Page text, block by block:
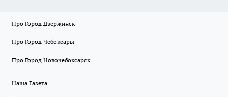
Про Город Дзержинск
Про Город Чебоксары
Про Город Новочебоксарск
Наша Газета